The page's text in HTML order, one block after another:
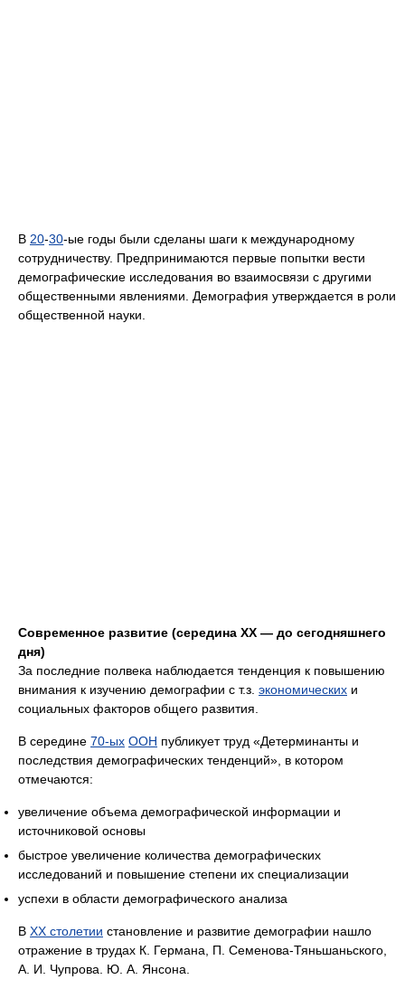
В 20-30-ые годы были сделаны шаги к международному
сотрудничеству. Предпринимаются первые попытки вести
демографические исследования во взаимосвязи с другими
общественными явлениями. Демография утверждается в роли
общественной науки.
Современное развитие (середина XX — до сегодняшнего
дня)
За последние полвека наблюдается тенденция к повышению
внимания к изучению демографии с т.з. экономических и
социальных факторов общего развития.
В середине 70-ых ООН публикует труд «Детерминанты и
последствия демографических тенденций», в котором
отмечаются:
увеличение объема демографической информации и
источниковой основы
быстрое увеличение количества демографических
исследований и повышение степени их специализации
успехи в области демографического анализа
В XX столетии становление и развитие демографии нашло
отражение в трудах К. Германа, П. Семенова-Тяньшаньского,
А. И. Чупрова. Ю. А. Янсона.